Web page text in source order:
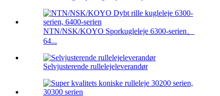
NTN/NSK/KOYO Sporkugleleje 6300-serien、
64...
Selvjusterende rullelejeleverandør